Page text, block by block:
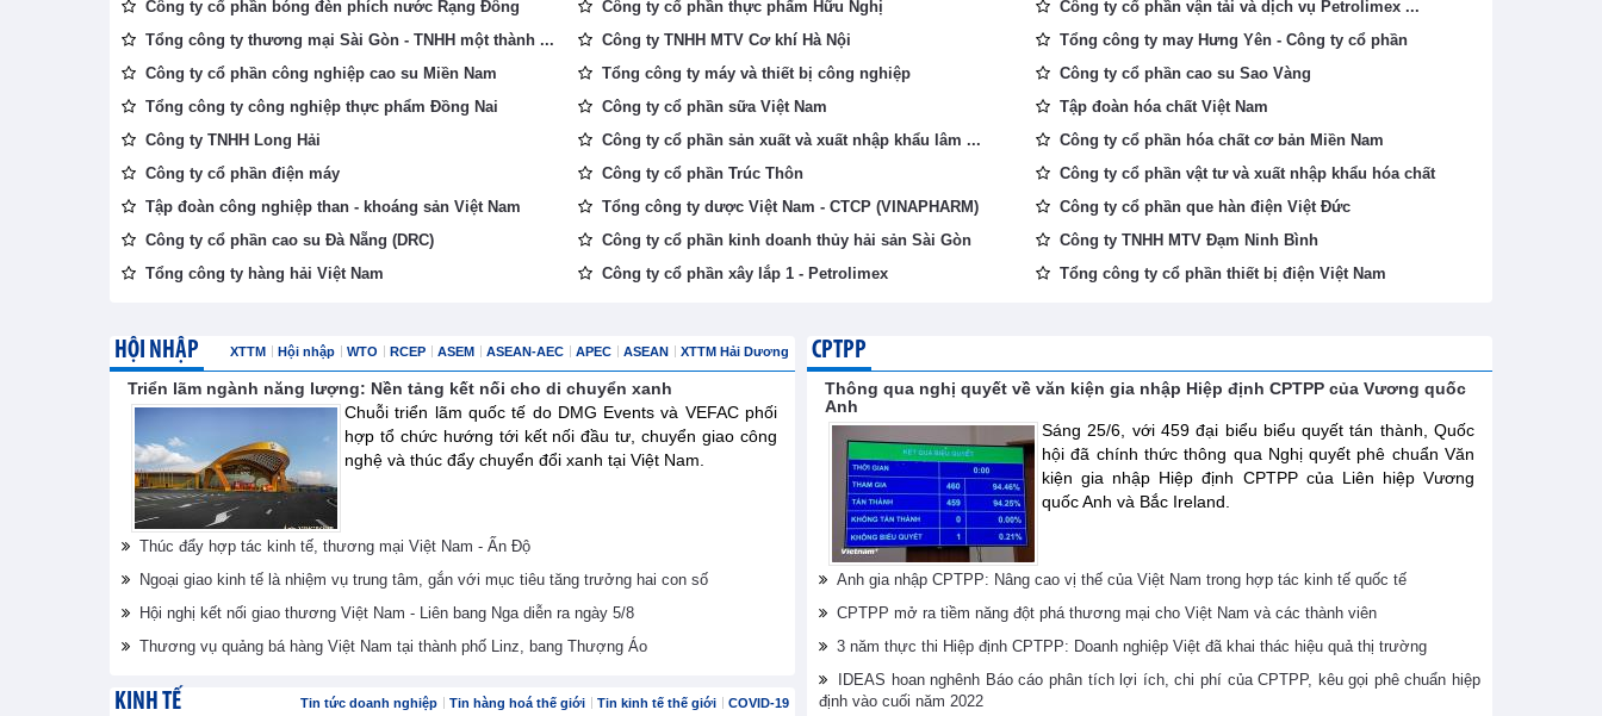
Công ty cổ phần bóng đèn phích nước Rạng Đông
Tổng công ty thương mại Sài Gòn - TNHH một thành ...
Công ty cổ phần công nghiệp cao su Miền Nam
Tổng công ty công nghiệp thực phẩm Đồng Nai
Công ty TNHH Long Hải
Công ty cổ phần điện máy
Tập đoàn công nghiệp than - khoáng sản Việt Nam
Công ty cổ phần cao su Đà Nẵng (DRC)
Tổng công ty hàng hải Việt Nam
Công ty cổ phần thực phẩm Hữu Nghị
Công ty TNHH MTV Cơ khí Hà Nội
Tổng công ty máy và thiết bị công nghiệp
Công ty cổ phần sữa Việt Nam
Công ty cổ phần sản xuất và xuất nhập khẩu lâm ...
Công ty cổ phần Trúc Thôn
Tổng công ty dược Việt Nam - CTCP (VINAPHARM)
Công ty cổ phần kinh doanh thủy hải sản Sài Gòn
Công ty cổ phần xây lắp 1 - Petrolimex
Công ty cổ phần vận tải và dịch vụ Petrolimex ...
Tổng công ty may Hưng Yên - Công ty cổ phần
Công ty cổ phần cao su Sao Vàng
Tập đoàn hóa chất Việt Nam
Công ty cổ phần hóa chất cơ bản Miền Nam
Công ty cổ phần vật tư và xuất nhập khẩu hóa chất
Công ty cổ phần que hàn điện Việt Đức
Công ty TNHH MTV Đạm Ninh Bình
Tổng công ty cổ phần thiết bị điện Việt Nam
HỘI NHẬP XTTM Hội nhập WTO RCEP ASEM ASEAN-AEC APEC ASEAN XTTM Hải Dương
Triển lãm ngành năng lượng: Nền tảng kết nối cho di chuyển xanh
Chuỗi triển lãm quốc tế do DMG Events và VEFAC phối
hợp tổ chức hướng tới kết nối đầu tư, chuyển giao công
nghệ và thúc đẩy chuyển đổi xanh tại Việt Nam.
Thúc đẩy hợp tác kinh tế, thương mại Việt Nam - Ấn Độ
Ngoại giao kinh tế là nhiệm vụ trung tâm, gắn với mục tiêu tăng trưởng hai con số
Hội nghị kết nối giao thương Việt Nam - Liên bang Nga diễn ra ngày 5/8
Thương vụ quảng bá hàng Việt Nam tại thành phố Linz, bang Thượng Áo
KINH TẾ Tin tức doanh nghiệp Tin hàng hoá thế giới Tin kinh tế thế giới COVID-19
CPTPP
Thông qua nghị quyết về văn kiện gia nhập Hiệp định CPTPP của Vương quốc
Anh
Sáng 25/6, với 459 đại biểu biểu quyết tán thành, Quốc
hội đã chính thức thông qua Nghị quyết phê chuẩn Văn
kiện gia nhập Hiệp định CPTPP của Liên hiệp Vương
quốc Anh và Bắc Ireland.
Anh gia nhập CPTPP: Nâng cao vị thế của Việt Nam trong hợp tác kinh tế quốc tế
CPTPP mở ra tiềm năng đột phá thương mại cho Việt Nam và các thành viên
3 năm thực thi Hiệp định CPTPP: Doanh nghiệp Việt đã khai thác hiệu quả thị trường
IDEAS hoan nghênh Báo cáo phân tích lợi ích, chi phí của CPTPP, kêu gọi phê chuẩn hiệp
định vào cuối năm 2022